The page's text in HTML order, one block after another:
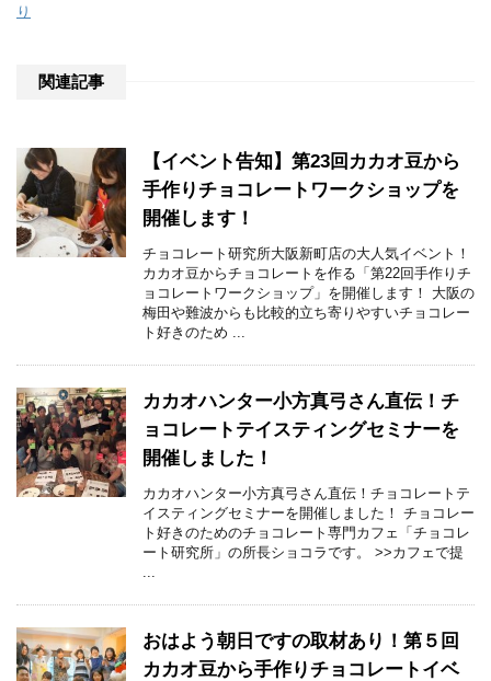
り
関連記事
【イベント告知】第23回カカオ豆から
手作りチョコレートワークショップを
開催します！
チョコレート研究所大阪新町店の大人気イベント！
カカオ豆からチョコレートを作る「第22回手作りチ
ョコレートワークショップ」を開催します！ 大阪の
梅田や難波からも比較的立ち寄りやすいチョコレー
ト好きのため ...
カカオハンター小方真弓さん直伝！チ
ョコレートテイスティングセミナーを
開催しました！
カカオハンター小方真弓さん直伝！チョコレートテ
イスティングセミナーを開催しました！ チョコレー
ト好きのためのチョコレート専門カフェ「チョコレ
ート研究所」の所長ショコラです。 >>カフェで提
おはよう朝日ですの取材あり！第５回
カカオ豆から手作りチョコレートイベ